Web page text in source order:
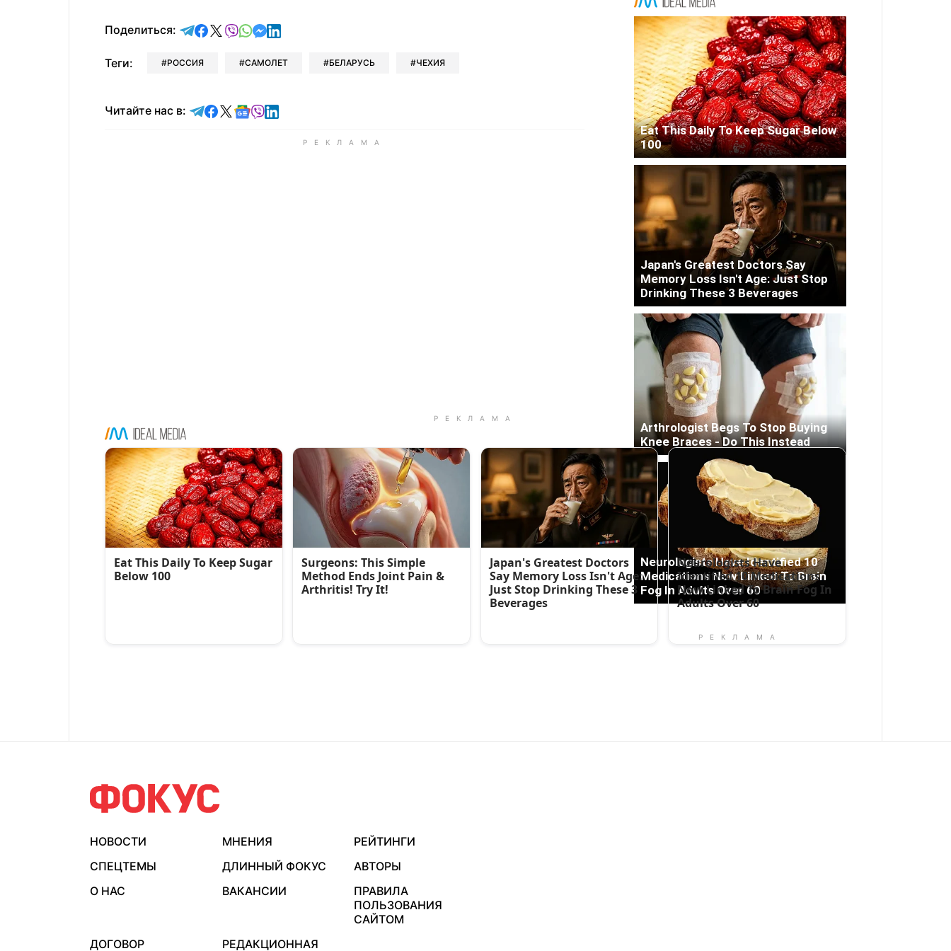
Поделиться: отправить в Telegram
поделиться в Facebook
поделиться в X
отправить в Viber
отправить в Whatsapp
отправить в Messenger
отправить в LinkedIn
Теги: РОССИЯ САМОЛЕТ БЕЛАРУСЬ ЧЕХИЯ
Читайте нас в: Читайте в Telegram
Читайте в Facebook
Читайте в X
Читайте в Google news
Читайте в Viber
Читайте в LinkedIn
НОВОСТИ МНЕНИЯ
РЕЙТИНГИ
СПЕЦТЕМЫ
ДЛИННЫЙ ФОКУС
АВТОРЫ
О НАС
ВАКАНСИИ
ПРАВИЛА
ПОЛЬЗОВАНИЯ
САЙТОМ
ДОГОВОР
РЕДАКЦИОННАЯ